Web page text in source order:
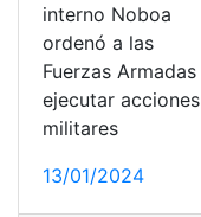
interno Noboa
ordenó a las
Fuerzas Armadas
ejecutar acciones
militares
13/01/2024